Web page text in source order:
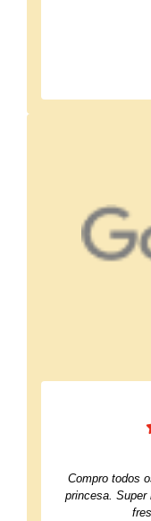
Compro todos
princesa. Super